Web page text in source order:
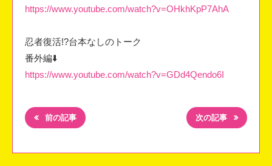
https://www.youtube.com/watch?v=OHkhKpP7AhA
忍者復活!?台本なしのトーク
番外編⬇️
https://www.youtube.com/watch?v=GDd4Qendo6I
前の記事 次の記事